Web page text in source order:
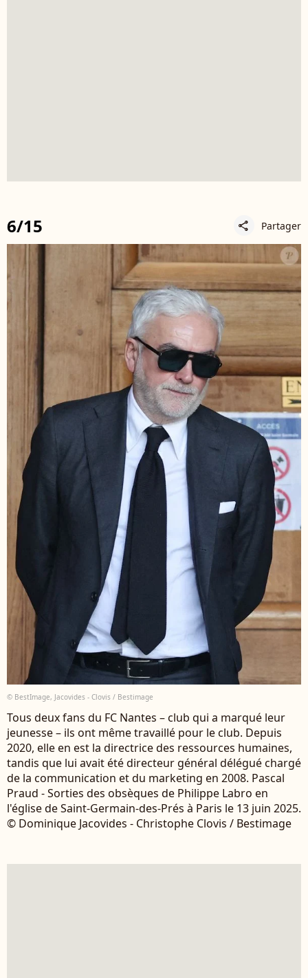
6/15 share Partager
© BestImage, Jacovides - Clovis / Bestimage
Tous deux fans du FC Nantes – club qui a marqué leur
jeunesse – ils ont même travaillé pour le club. Depuis
2020, elle en est la directrice des ressources humaines,
tandis que lui avait été directeur général délégué chargé
de la communication et du marketing en 2008. Pascal
Praud - Sorties des obsèques de Philippe Labro en
l'église de Saint-Germain-des-Prés à Paris le 13 juin 2025.
© Dominique Jacovides - Christophe Clovis / Bestimage